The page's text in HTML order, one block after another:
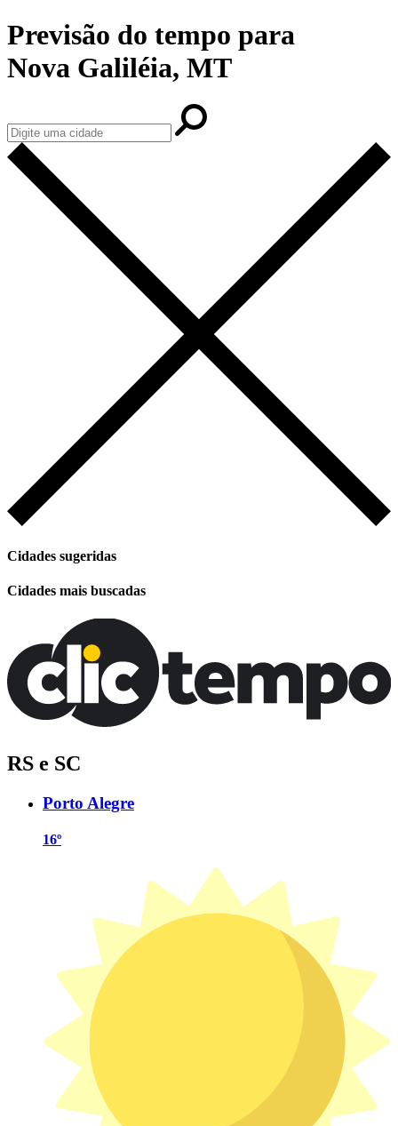
Previsão do tempo para
Nova Galiléia, MT
Cidades sugeridas
Cidades mais buscadas
RS e SC
Porto Alegre
16º